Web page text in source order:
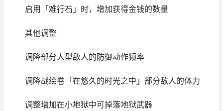
启用「难行石」时，增加获得金钱的数量
其他调整
调降部分人型敌人的防御动作频率
调降战绘卷「在悠久的时光之中」部分敌人的体力
调整增加在小地狱中可掉落地狱武器